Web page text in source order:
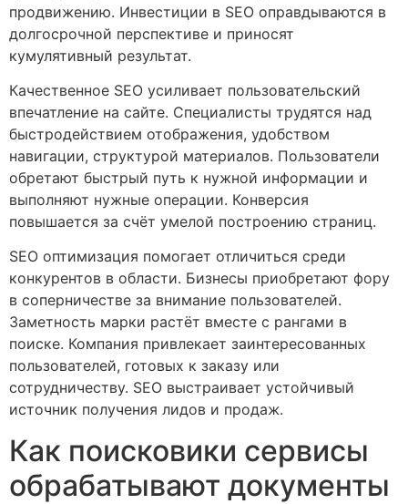
продвижению. Инвестиции в SEO оправдываются в
долгосрочной перспективе и приносят
кумулятивный результат.
Качественное SEO усиливает пользовательский
впечатление на сайте. Специалисты трудятся над
быстродействием отображения, удобством
навигации, структурой материалов. Пользователи
обретают быстрый путь к нужной информации и
выполняют нужные операции. Конверсия
повышается за счёт умелой построению страниц.
SEO оптимизация помогает отличиться среди
конкурентов в области. Бизнесы приобретают фору
в соперничестве за внимание пользователей.
Заметность марки растёт вместе с рангами в
поиске. Компания привлекает заинтересованных
пользователей, готовых к заказу или
сотрудничеству. SEO выстраивает устойчивый
источник получения лидов и продаж.
Как поисковики сервисы
обрабатывают документы